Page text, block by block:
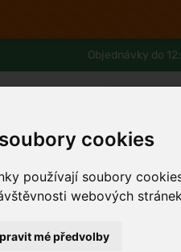
cookies
používají soubory
webových
mé předvolby
Objednávky do
Líčení Vlasy